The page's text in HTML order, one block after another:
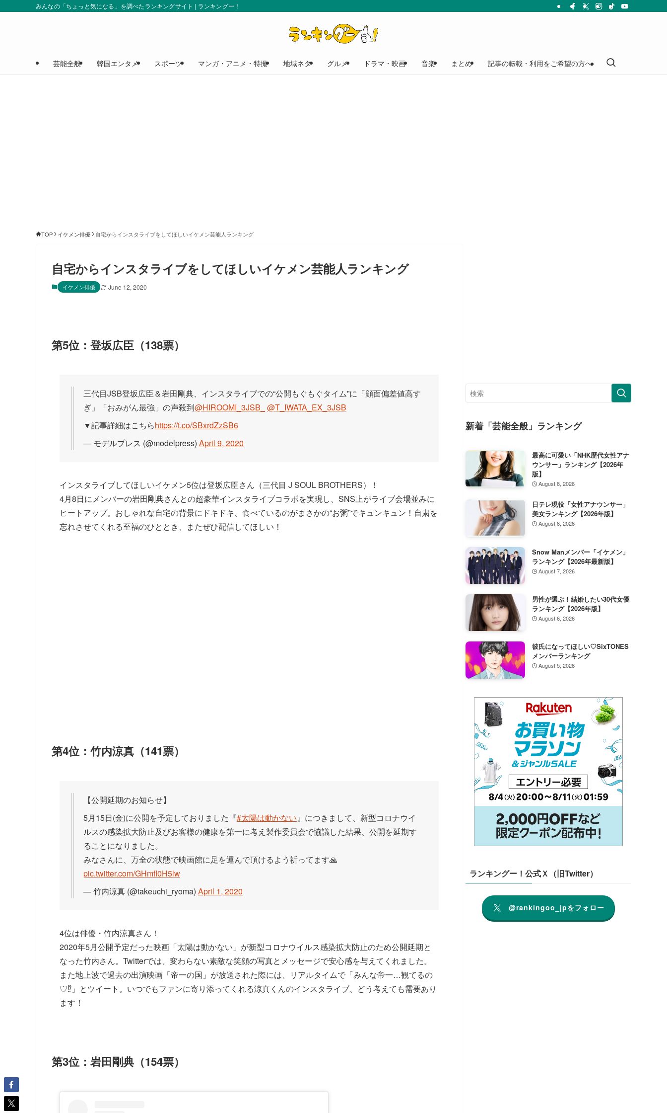
みんなの「ちょっと気になる」を調べたランキングサイト | ランキングー！
芸能全般 韓国エンタメ スポーツ マンガ・アニメ・特撮 地域ネタ グルメ ドラマ・映画 音楽 まとめ 記事の転載・利用をご希望の方へ
TOP イケメン俳優 自宅からインスタライブをしてほしいイケメン芸能人ランキング
自宅からインスタライブをしてほしいイケメン芸能人ランキング
イケメン俳優 June 12, 2020
第5位：登坂広臣（138票）
三代目JSB登坂広臣＆岩田剛典、インスタライブでの“公開もぐもぐタイム”に「顔面偏差値高す
ぎ」「おみがん最強」の声殺到@HIROOMI_3JSB_
@T_IWATA_EX_3JSB
▼記事詳細はこちらhttps://t.co/SBxrdZzSB6
— モデルプレス (@modelpress) April 9, 2020
インスタライブしてほしいイケメン5位は登坂広臣さん（三代目 J SOUL BROTHERS）！
4月8日にメンバーの岩田剛典さんとの超豪華インスタライブコラボを実現し、SNS上がライブ会場並みに
ヒートアップ。おしゃれな自宅の背景にドキドキ、食べているのがまさかの“お粥”でキュンキュン！自粛を
忘れさせてくれる至福のひととき、またぜひ配信してほしい！
第4位：竹内涼真（141票）
【公開延期のお知らせ】
5月15日(金)に公開を予定しておりました『#太陽は動かない』につきまして、新型コロナウイ
ルスの感染拡大防止及びお客様の健康を第一に考え製作委員会で協議した結果、公開を延期す
ることになりました。
みなさんに、万全の状態で映画館に足を運んで頂けるよう祈ってます🙏
pic.twitter.com/GHmfl0H5lw
— 竹内涼真 (@takeuchi_ryoma) April 1, 2020
4位は俳優・竹内涼真さん！
2020年5月公開予定だった映画「太陽は動かない」が新型コロナウイルス感染拡大防止のため公開延期と
なった竹内さん。Twitterでは、変わらない素敵な笑顔の写真とメッセージで安心感を与えてくれました。
また地上波で過去の出演映画「帝一の国」が放送された際には、リアルタイムで「みんな帝一…観てるの
♡⁉」とツイート。いつでもファンに寄り添ってくれる涼真くんのインスタライブ、どう考えても需要あり
ます！
第3位：岩田剛典（154票）
新着「芸能全般」ランキング
最高に可愛い「NHK歴代女性アナ
ウンサー」ランキング【2026年
版】
August 8, 2026
日テレ現役「女性アナウンサー」
美女ランキング【2026年版】
August 8, 2026
Snow Manメンバー「イケメン」
ランキング【2026年最新版】
August 7, 2026
男性が選ぶ！結婚したい30代女優
ランキング【2026年版】
August 6, 2026
彼氏になってほしい♡SixTONES
メンバーランキング
August 5, 2026
ランキングー！公式Ｘ（旧Twitter）
@rankingoo_jpをフォロー